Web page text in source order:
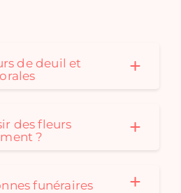
de deuil et
des fleurs
?
funéraires